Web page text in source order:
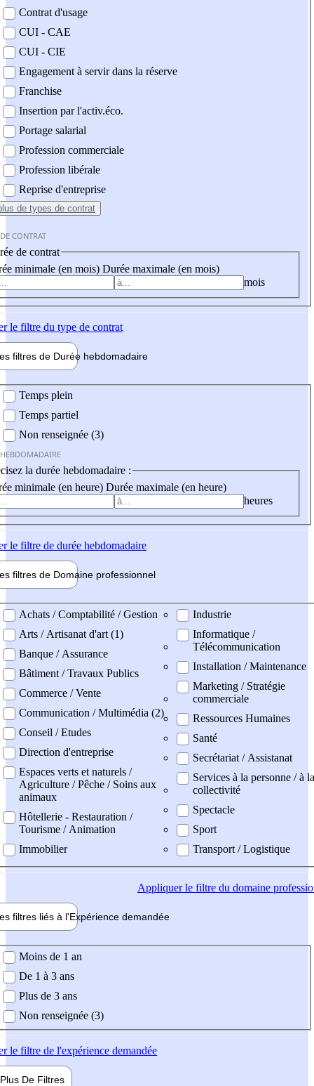
Contrat d'usage
CUI - CAE
CUI - CIE
Engagement à servir dans la réserve
Franchise
Insertion par l'activ.éco.
Portage salarial
Profession commerciale
Profession libérale
Reprise d'entreprise
de types de contrat
CONTRAT
de contrat
minimale (en mois) Durée maximale (en mois)
mois
le filtre du type de contrat
filtres de Durée hebdomadaire
Temps plein
Temps partiel
Non renseignée (3)
la durée hebdomadaire :
minimale (en heure) Durée maximale (en heure)
heures
le filtre de durée hebdomadaire
filtres de Domaine professionnel
professionel
Achats / Comptabilité / Gestion
Arts / Artisanat d'art (1)
Banque / Assurance
Bâtiment / Travaux Publics
Commerce / Vente
Communication / Multimédia (2)
Conseil / Etudes
Direction d'entreprise
Espaces verts et naturels /
Agriculture / Pêche / Soins aux
animaux
Hôtellerie - Restauration /
Tourisme / Animation
Immobilier
Industrie
Informatique /
Télécommunication
Installation / Maintenance
Marketing / Stratégie
commerciale
Ressources Humaines
Santé
Secrétariat / Assistanat
Services à la personne / à la
collectivité
Spectacle
Sport
Transport / Logistique
Appliquerle filtre du domaine
filtres liés à l'Expérience demandée
demandée
Moins de 1 an
De 1 à 3 ans
Plus de 3 ans
Non renseignée (3)
le filtre de l'expérience demandée
Plus De Filtres